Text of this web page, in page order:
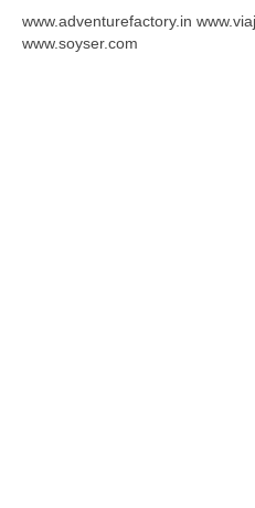
www.adventurefactory.in
www.soyser.com